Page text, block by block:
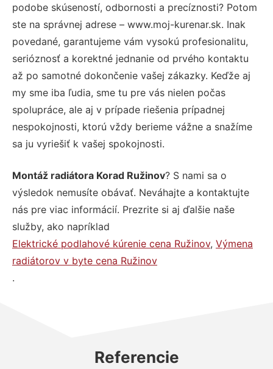
podobe skúseností, odbornosti a precíznosti? Potom
ste na správnej adrese – www.moj-kurenar.sk. Inak
povedané, garantujeme vám vysokú profesionalitu,
serióznosť a korektné jednanie od prvého kontaktu
až po samotné dokončenie vašej zákazky. Keďže aj
my sme iba ľudia, sme tu pre vás nielen počas
spolupráce, ale aj v prípade riešenia prípadnej
nespokojnosti, ktorú vždy berieme vážne a snažíme
sa ju vyriešiť k vašej spokojnosti.
Montáž radiátora Korad Ružinov? S nami sa o
výsledok nemusíte obávať. Neváhajte a kontaktujte
nás pre viac informácií. Prezrite si aj ďalšie naše
služby, ako napríklad
Elektrické podlahové kúrenie cena Ružinov, Výmena
radiátorov v byte cena Ružinov
.
Referencie